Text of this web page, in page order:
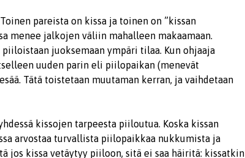
pareista on kissa ja toinen on ”kissan
menee jalkojen väliin mahalleen makaamaan.
juoksemaan ympäri tilaa. Kun ohjaaja
uuden parin eli piilopaikan (menevät
Tätä toistetaan muutaman kerran, ja vaihdetaan
kissojen tarpeesta piiloutua. Koska kissan
arvostaa turvallista piilopaikkaa nukkumista ja
jos kissa vetäytyy piiloon, sitä ei saa häiritä: kissatkin